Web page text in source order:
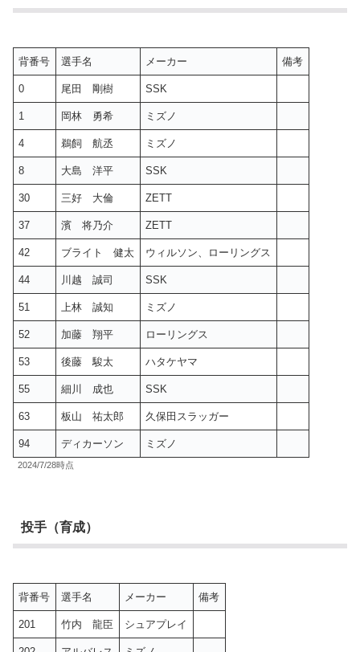
背番号 選手名 メーカー 備考
0 尾田 剛樹 SSK
1 岡林 勇希 ミズノ
4 鵜飼 航丞 ミズノ
8 大島 洋平 SSK
30 三好 大倫 ZETT
37 濱 将乃介 ZETT
42 ブライト 健太 ウィルソン、ローリングス
44 川越 誠司 SSK
51 上林 誠知 ミズノ
52 加藤 翔平 ローリングス
53 後藤 駿太 ハタケヤマ
55 細川 成也 SSK
63 板山 祐太郎 久保田スラッガー
94 ディカーソン ミズノ
2024/7/28時点
投手（育成）
背番号 選手名 メーカー 備考
201 竹内 龍臣 シュアプレイ